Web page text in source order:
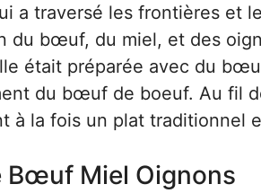
traversé les frontières et
du bœuf, du miel, et des
était préparée avec du
du bœuf de boeuf. Au fil
à la fois un plat traditionnel
Bœuf Miel Oignons